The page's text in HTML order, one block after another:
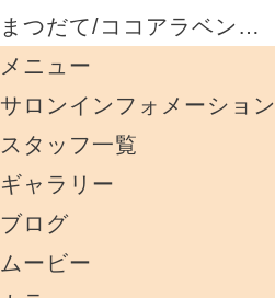
まつだて/ココアラベン…
メニュー
サロンインフォメーション
スタッフ一覧
ギャラリー
ブログ
ムービー